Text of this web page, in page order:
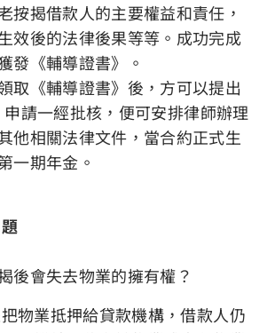
按揭借款人的主要權益和責任，
效後的法律後果等等。成功完成
發《輔導證書》。
取《輔導證書》後，方可以提出
申請一經批核，便可安排律師辦理
他相關法律文件，當合約正式生
一期年金。
後會失去物業的擁有權？
物業抵押給貸款機構，借款人仍